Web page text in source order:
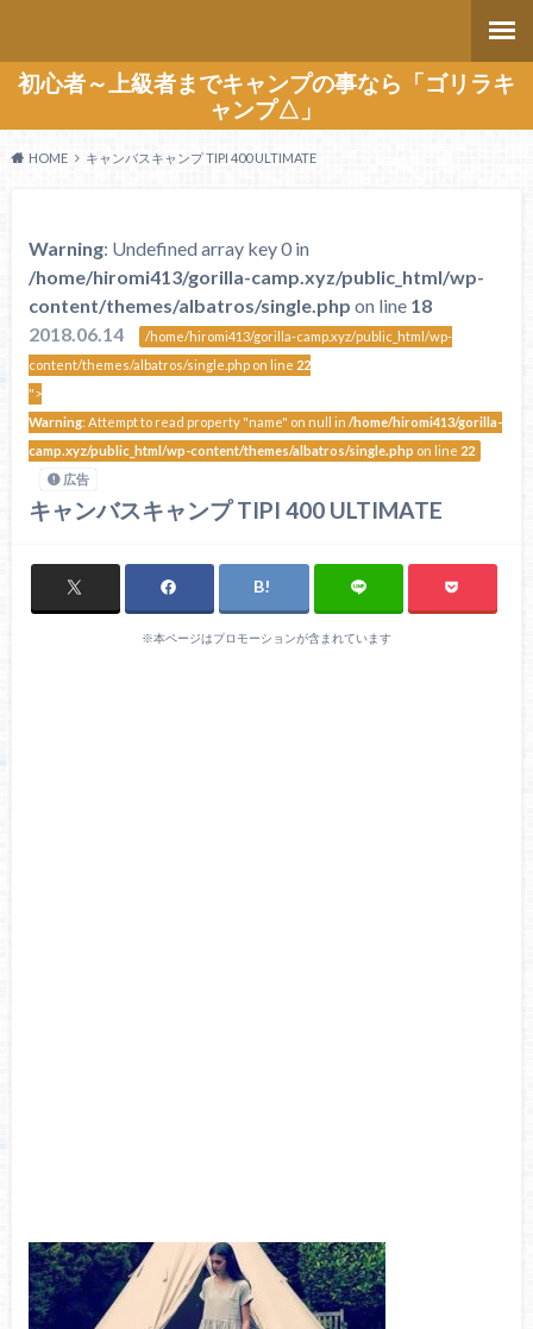
初心者～上級者までキャンプの事なら「ゴリラキ
ャンプ△」
HOME キャンバスキャンプ TIPI 400 ULTIMATE
Warning: Undefined array key 0 in
/home/hiromi413/gorilla-camp.xyz/public_html/wp-
content/themes/albatros/single.php on line 18
2018.06.14
/home/hiromi413/gorilla-camp.xyz/public_html/wp-
content/themes/albatros/single.php on line 22
">
Warning: Attempt to read property "name" on null in/home/hiromi413/gorilla-
camp.xyz/public_html/wp-content/themes/albatros/single.php on line 22
広告
キャンバスキャンプ TIPI 400 ULTIMATE
※本ページはプロモーションが含まれています